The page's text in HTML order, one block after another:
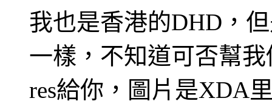
我也是香港的DHD，
一樣，不知道可否幫
res給你，圖片是XDA